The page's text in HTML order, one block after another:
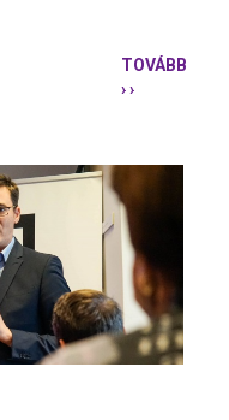
TOVÁBB
› ›
TETEJÉRŐL
AZ